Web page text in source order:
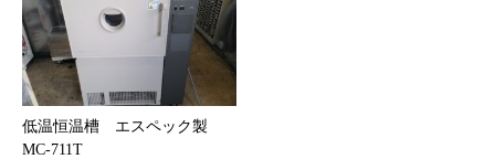
低温恒温槽 エスペック製
MC-711T